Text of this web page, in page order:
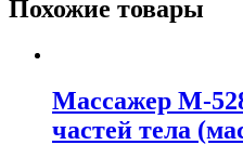
Похожие товары
Массажер М-
частей тела